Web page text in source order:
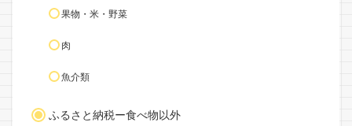
果物・米・野菜
肉
魚介類
ふるさと納税ー食べ物以外